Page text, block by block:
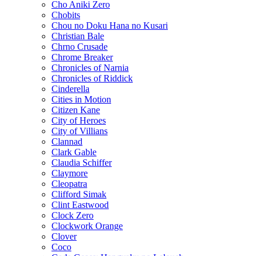
Cho Aniki Zero
Chobits
Chou no Doku Hana no Kusari
Christian Bale
Chrno Crusade
Chrome Breaker
Chronicles of Narnia
Chronicles of Riddick
Cinderella
Cities in Motion
Citizen Kane
City of Heroes
City of Villians
Clannad
Clark Gable
Claudia Schiffer
Claymore
Cleopatra
Clifford Simak
Clint Eastwood
Clock Zero
Clockwork Orange
Clover
Coco